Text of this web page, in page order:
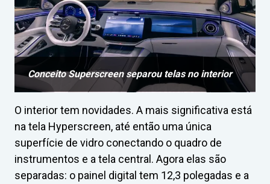
Conceito Superscreen separou telas no interior
O interior tem novidades. A mais significativa está
na tela Hyperscreen, até então uma única
superfície de vidro conectando o quadro de
instrumentos e a tela central. Agora elas são
separadas: o painel digital tem 12,3 polegadas e a